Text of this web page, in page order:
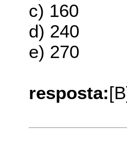
c) 160
d) 240
e) 270
resposta: